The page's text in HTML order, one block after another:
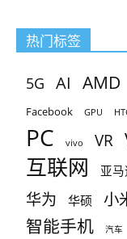
热门标签
5G AI AMD
Facebook GPU
PC vivo VR
互联网 亚
华为 华硕 小
智能手机 汽车